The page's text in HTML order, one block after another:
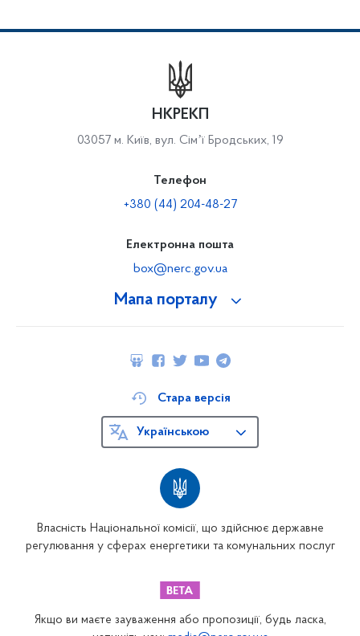
Мапа порталу
НКРЕКП
03057 м. Київ, вул. Сімʼї Бродських, 19
Телефон
+380 (44) 204-48-27
Електронна пошта
box@nerc.gov.ua
Власність Національної комісії, що здійснює державне
регулювання у сферах енергетики та комунальних послуг
Стара версія
Українською
Якщо ви маєте зауваження або пропозиції, будь ласка,